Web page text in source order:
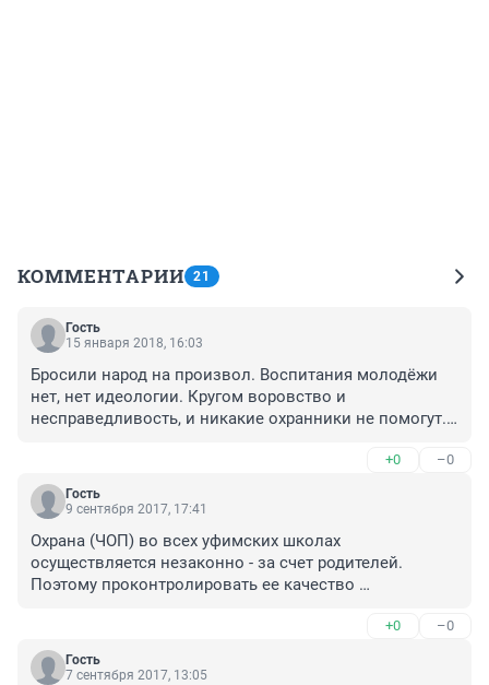
КОММЕНТАРИИ 21
Гость
15 января 2018, 16:03
Бросили народ на произвол. Воспитания молодёжи
нет, нет идеологии. Кругом воровство и
несправедливость, и никакие охранники не помогут.
+0 –0
Гость
9 сентября 2017, 17:41
Охрана (ЧОП) во всех уфимских школах
осуществляется незаконно - за счет родителей.
Поэтому проконтролировать ее качество
+0 –0
Гость
7 сентября 2017, 13:05